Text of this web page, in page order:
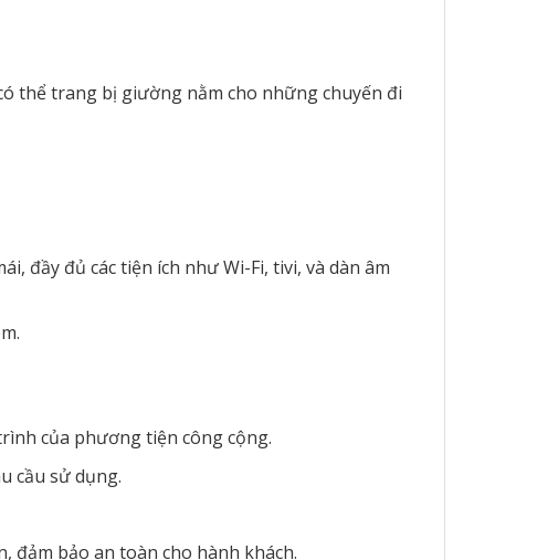
thể trang bị giường nằm cho những chuyến đi
đầy đủ các tiện ích như Wi-Fi, tivi, và dàn âm
của phương tiện công cộng.
cầu sử dụng.
đảm bảo an toàn cho hành khách.